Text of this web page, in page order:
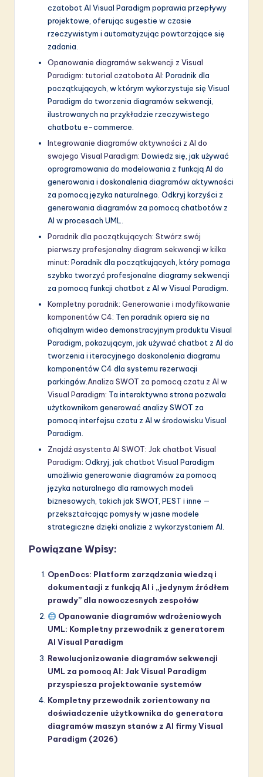
czatobot AI Visual Paradigm poprawia przepływy
projektowe, oferując sugestie w czasie
rzeczywistym i automatyzując powtarzające się
zadania.
Opanowanie diagramów sekwencji z Visual
Paradigm: tutorial czatobota AI: Poradnik dla
początkujących, w którym wykorzystuje się Visual
Paradigm do tworzenia diagramów sekwencji,
ilustrowanych na przykładzie rzeczywistego
chatbotu e-commerce.
Integrowanie diagramów aktywności z AI do
swojego Visual Paradigm: Dowiedz się, jak używać
oprogramowania do modelowania z funkcją AI do
generowania i doskonalenia diagramów aktywności
za pomocą języka naturalnego. Odkryj korzyści z
generowania diagramów za pomocą chatbotów z
AI w procesach UML.
Poradnik dla początkujących: Stwórz swój
pierwszy profesjonalny diagram sekwencji w kilka
minut: Poradnik dla początkujących, który pomaga
szybko tworzyć profesjonalne diagramy sekwencji
za pomocą funkcji chatbot z AI w Visual Paradigm.
Kompletny poradnik: Generowanie i modyfikowanie
komponentów C4: Ten poradnik opiera się na
oficjalnym wideo demonstracyjnym produktu Visual
Paradigm, pokazującym, jak używać chatbot z AI do
tworzenia i iteracyjnego doskonalenia diagramu
komponentów C4 dla systemu rezerwacji
parkingów.Analiza SWOT za pomocą czatu z AI w
Visual Paradigm: Ta interaktywna strona pozwala
użytkownikom generować analizy SWOT za
pomocą interfejsu czatu z AI w środowisku Visual
Paradigm.
Znajdź asystenta AI SWOT: Jak chatbot Visual
Paradigm: Odkryj, jak chatbot Visual Paradigm
umożliwia generowanie diagramów za pomocą
języka naturalnego dla ramowych modeli
biznesowych, takich jak SWOT, PEST i inne —
przekształcając pomysły w jasne modele
strategiczne dzięki analizie z wykorzystaniem AI.
Powiązane Wpisy:
OpenDocs: Platform zarządzania wiedzą i
dokumentacji z funkcją AI i „jedynym źródłem
prawdy” dla nowoczesnych zespołów
Opanowanie diagramów wdrożeniowych
UML: Kompletny przewodnik z generatorem
AI Visual Paradigm
Rewolucjonizowanie diagramów sekwencji
UML za pomocą AI: Jak Visual Paradigm
przyspiesza projektowanie systemów
Kompletny przewodnik zorientowany na
doświadczenie użytkownika do generatora
diagramów maszyn stanów z AI firmy Visual
Paradigm (2026)